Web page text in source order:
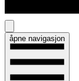
åpne navigasjon